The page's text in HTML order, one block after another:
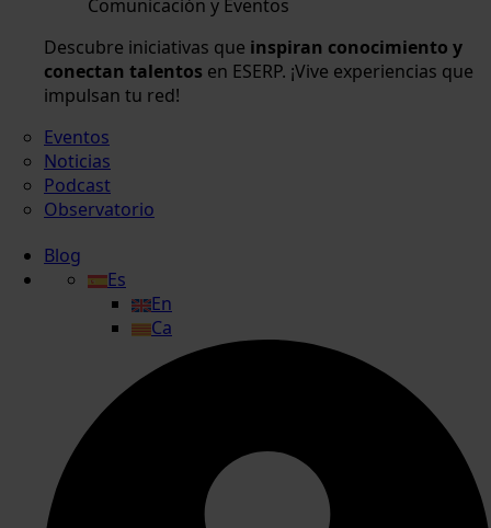
Comunicación y Eventos
Descubre iniciativas que inspiran conocimiento y
conectan talentos en ESERP. ¡Vive experiencias que
impulsan tu red!
Eventos
Noticias
Podcast
Observatorio
Blog
Es
En
Ca